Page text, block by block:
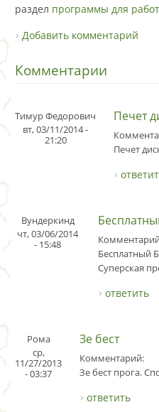
раздел программы для
Добавить комментарий
Комментарии
Тимур Федорович
вт, 03/11/2014 -
21:20
Печет
Печет
Вундеркинд
чт, 03/06/2014
- 15:48
Бесплатный
Суперская
ответить
Рома
ср,
11/27/2013
- 03:37
Зе бест
Комментарий:
Зе бест прога.
ответить